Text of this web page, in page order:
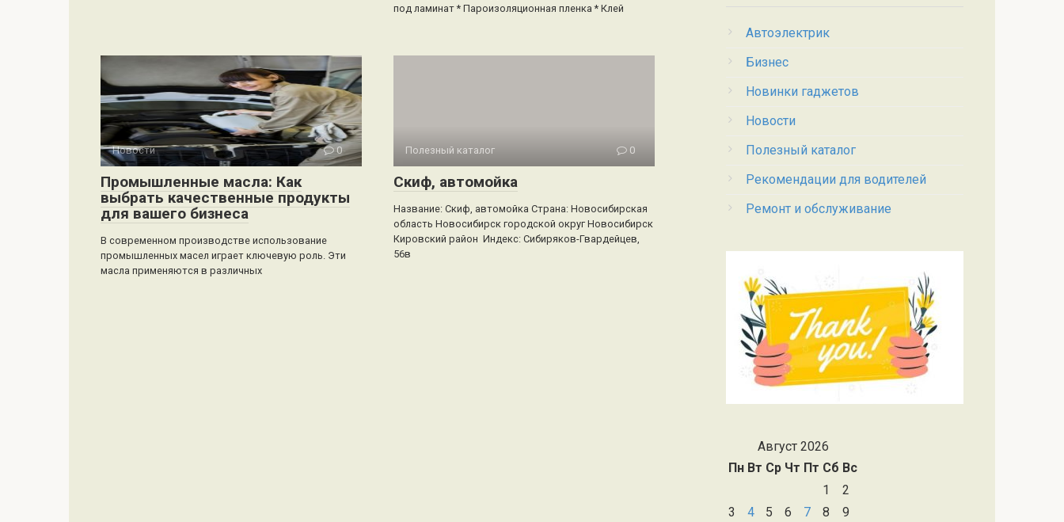
под ламинат * Пароизоляционная пленка * Клей
Новости 0
Промышленные масла: Как
выбрать качественные продукты
для вашего бизнеса
В современном производстве использование
промышленных масел играет ключевую роль. Эти
масла применяются в различных
Полезный каталог 0
Скиф, автомойка
Название: Скиф, автомойка Страна: Новосибирская
область Новосибирск городской округ Новосибирск
Кировский район Индекс: Сибиряков-Гвардейцев,
56в
Автоэлектрик
Бизнес
Новинки гаджетов
Новости
Полезный каталог
Рекомендации для водителей
Ремонт и обслуживание
Август 2026
Пн Вт Ср Чт Пт Сб Вс
1
2
3
4 5 6 7 8 9